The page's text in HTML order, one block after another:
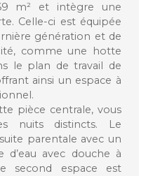
m² et intègre une
Celle-ci est équipée
génération et de
comme une hotte
le plan de travail de
ainsi un espace à
pièce centrale, vous
nuits distincts. Le
parentale avec un
d’eau avec douche à
second espace est